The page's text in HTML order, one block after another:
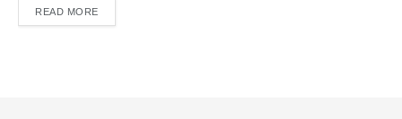
READ MOREDETAILS